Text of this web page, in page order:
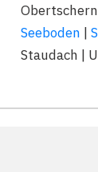
Seeboden |
Staudach |